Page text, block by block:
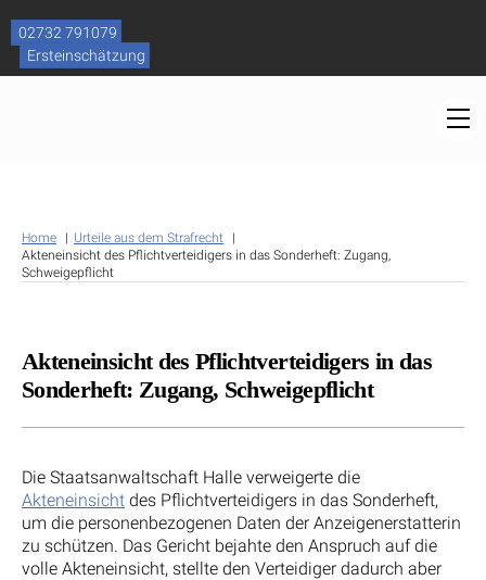
content
02732 791079
Ersteinschätzung
Home
Urteile aus dem Strafrecht
Akteneinsicht des Pflichtverteidigers in das Sonderheft: Zugang,
Schweigepflicht
Akteneinsicht des Pflichtverteidigers in das
Sonderheft: Zugang, Schweigepflicht
Die Staatsanwaltschaft Halle verweigerte die
Akteneinsicht des Pflichtverteidigers in das Sonderheft,
um die personenbezogenen Daten der Anzeigenerstatterin
zu schützen. Das Gericht bejahte den Anspruch auf die
volle Akteneinsicht, stellte den Verteidiger dadurch aber